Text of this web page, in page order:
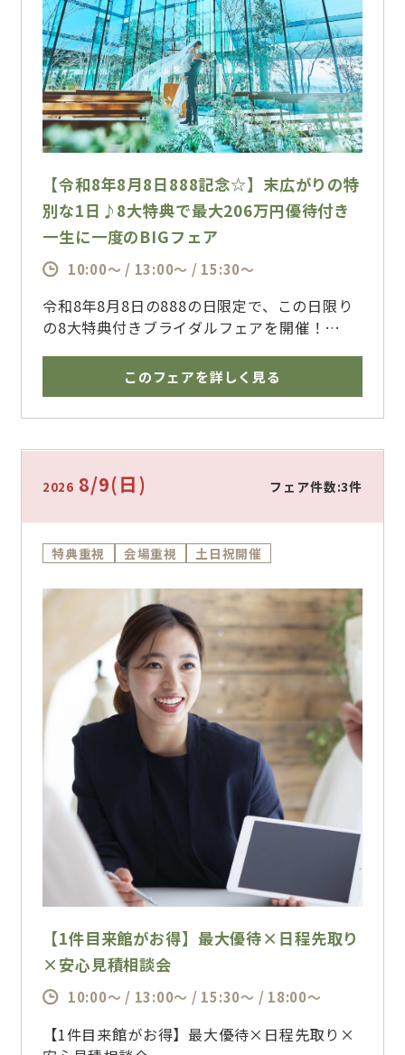
【令和8年8月8日888記念☆】末広がりの特
別な1日♪8大特典で最大206万円優待付き
一生に一度のBIGフェア
10:00～ / 13:00～ / 15:30～
令和8年8月8日の888の日限定で、この日限り
の8大特典付きブライダルフェアを開催！
出しませんか？
ザ・フォレストテラス熊本は、熊本駅からわず
在来線をご利用のゲスト様はもちろん、新幹
線・空港からのリムジンバスをご利用の県外ゲ
スト様にも安心。
新郎新婦様も参列ゲスト様も皆さま駐車場は無
料の為、全てのゲスト様に安心の最強立地で、
3年連続で熊本県内の新郎新婦に一番選ばれて
いる結婚式場です！
このフェアでは、そんな県内立地No.1式場の
全館見学と、豪華コース試食、専属プランナー
による相談会により、
「何から始めたらいいのか分からない」
「自分たちらしい披露宴って何だろう」
そんなお悩みに寄り添いながら、会場の魅力や
違いを丁寧にご案内♪
結婚式のイメージを具体的にしながら、おふた
りに合ったご提案をいたします。
開業から5年、会場リニューアルも経て、熊本
県内で一番多くの新郎新婦様に選ばれている結
婚式場。
なぜ、これだけ多くの新郎新婦様に選んでいた
だけているのかが分かるフェアとなっておりま
す♪
初めての式場見学のおふたりには1万円分のギ
さらに、ご成約いただいた方には、お料理・引
このフェアを詳しく見る
2026 8/9(日) フェア件数:3件
特典重視 会場重視 土日祝開催
【1件目来館がお得】最大優待×日程先取り
×安心見積相談会
10:00～ / 13:00～ / 15:30～ / 18:00～
【1件目来館がお得】最大優待×日程先取り×